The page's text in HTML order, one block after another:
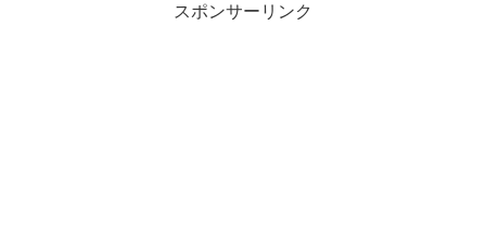
スポンサーリンク